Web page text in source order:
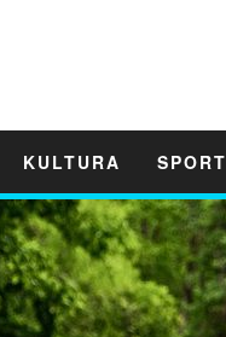
KULTURA SPORT